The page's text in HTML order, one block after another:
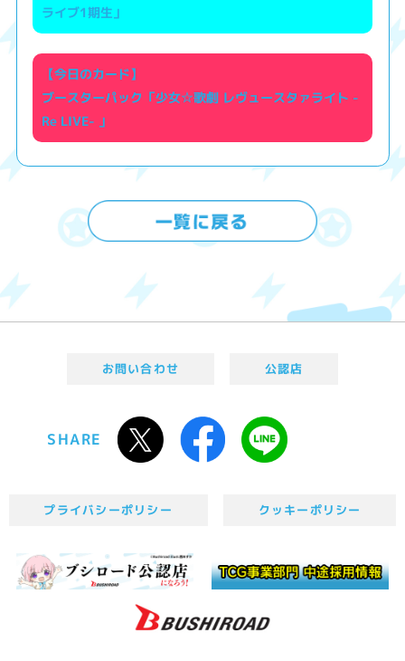
ライブ1期生」
【今日のカード】
ブースターパック「少女☆歌劇 レヴュースタァライト -
Re LIVE- 」
お問い合わせ 公認店
SHARE
プライバシーポリシー クッキーポリシー